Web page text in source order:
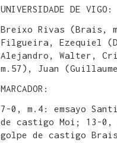
UNIVERSIDADE DE VIGO:
Breixo Rivas (Brais,
Filgueira, Ezequiel
Alejandro, Walter,
m.57), Juan
MARCADOR:
7-0, m.4: emsayo
de castigo Moi; 13-0,
golpe de castigo